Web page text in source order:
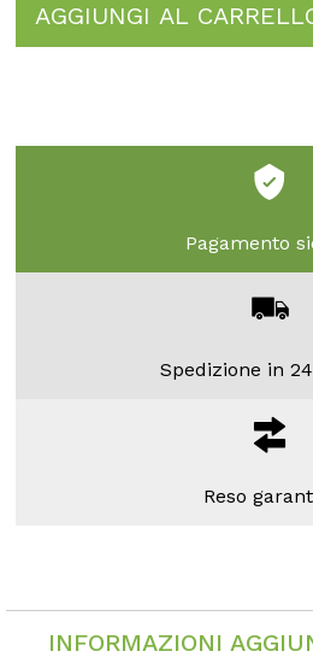
AGGIUNGI AL
Pagamento
Spedizione in
Reso
INFORMAZIONI